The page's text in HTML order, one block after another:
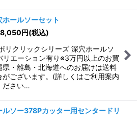
ホールソーセット
円(税込)
リクリックシリーズ 深穴ホールソ
エーション有り※3万円以上のお買
県・離島・北海道へのお届けは送料
がございます。(詳しくはご利用案内
ださい…
ルソー378Pカッター用センタードリ